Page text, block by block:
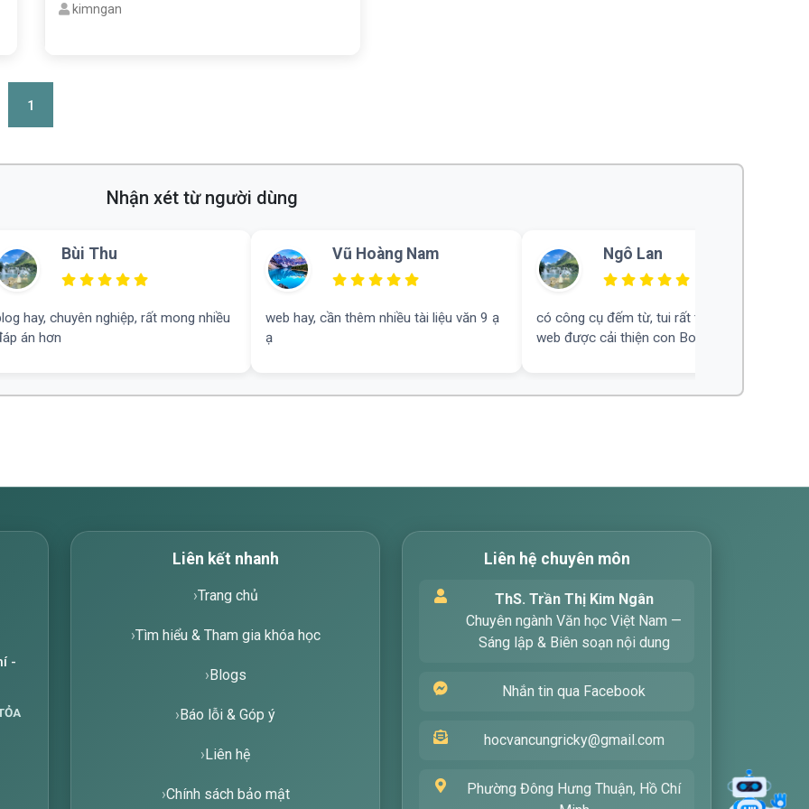
kimngan
1
Nhận xét từ người dùng
Vũ Hoàng Nam
hay, cần thêm nhiều tài liệu văn 9 ạ
Ngô Lan
có công cụ đếm từ, tui rất thích. Mong
web được cải thiện con Bot
Trần Bảo
Khá ấn tượng, mong rằng hữu ích cho
nhiều người
Xin chào! Tôi là trợ lý ảo, sẵn sàng
hỗ trợ bạn tìm kiếm các bài viết
ngay !
-
Liên kết nhanh
Trang chủ
Tìm hiểu & Tham gia khóa học
Blogs
Báo lỗi & Góp ý
Liên hệ
Chính sách bảo mật
Liên hệ chuyên môn
ThS. Trần Thị Kim Ngân
Chuyên ngành Văn học Việt Nam —
Sáng lập & Biên soạn nội dung
Nhắn tin qua Facebook
hocvancungricky@gmail.com
Phường Đông Hưng Thuận, Hồ Chí